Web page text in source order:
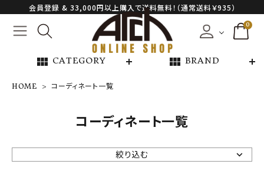
会員登録 & 33,000円以上購入で送料無料！（通常送料￥935）
0
view_module CATEGORY view_module BRAND
NEW ARRIVAL
ARCH EXCLUSIVE
HOME コーディネート一覧
コーディネート一覧
絞り込む